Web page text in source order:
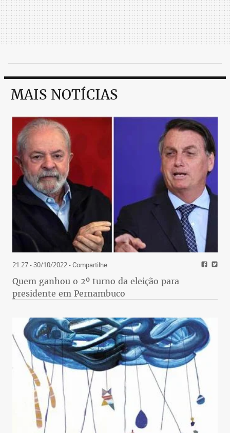
MAIS NOTÍCIAS
21:27 - 30/10/2022- Compartilhe
Quem ganhou o 2º turno da eleição para
presidente em Pernambuco